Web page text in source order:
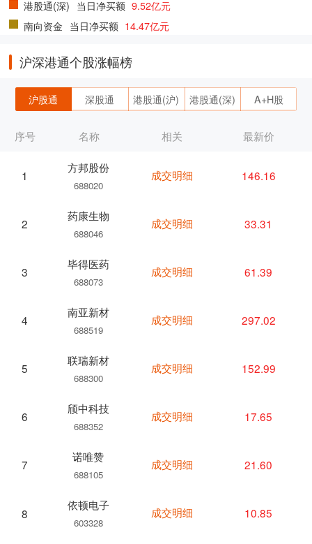
港股通(深) 当日净买额 9.52亿元
南向资金 当日净买额 14.47亿元
沪深港通个股涨幅榜
沪股通 深股通 港股通(沪) 港股通(深) A+H股
序号 名称
1
方邦股份
688020
2
药康生物
688046
3
毕得医药
688073
4
南亚新材
688519
5
联瑞新材
688300
6
颀中科技
688352
7
诺唯赞
688105
8
依顿电子
603328
相关 最新价
成交明细 146.16
成交明细 33.31
成交明细 61.39
成交明细 297.02
成交明细 152.99
成交明细 17.65
成交明细 21.60
成交明细 10.85